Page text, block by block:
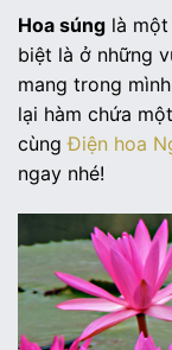
Hoa súng là
biệt là ở những
mang trong
lại hàm chứa
cùngĐiện hoa
ngay nhé!